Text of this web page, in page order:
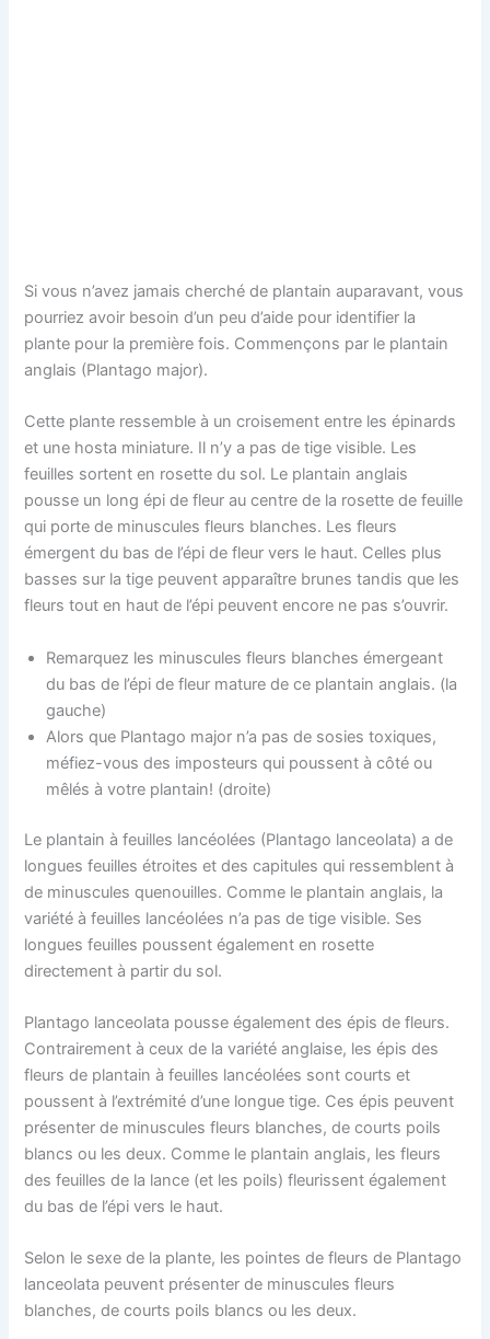
Si vous n’avez jamais cherché de plantain auparavant, vous
pourriez avoir besoin d’un peu d’aide pour identifier la
plante pour la première fois. Commençons par le plantain
anglais (Plantago major).
Cette plante ressemble à un croisement entre les épinards
et une hosta miniature. Il n’y a pas de tige visible. Les
feuilles sortent en rosette du sol. Le plantain anglais
pousse un long épi de fleur au centre de la rosette de feuille
qui porte de minuscules fleurs blanches. Les fleurs
émergent du bas de l’épi de fleur vers le haut. Celles plus
basses sur la tige peuvent apparaître brunes tandis que les
fleurs tout en haut de l’épi peuvent encore ne pas s’ouvrir.
Remarquez les minuscules fleurs blanches émergeant
du bas de l’épi de fleur mature de ce plantain anglais. (la
gauche)
Alors que Plantago major n’a pas de sosies toxiques,
méfiez-vous des imposteurs qui poussent à côté ou
mêlés à votre plantain! (droite)
Le plantain à feuilles lancéolées (Plantago lanceolata) a de
longues feuilles étroites et des capitules qui ressemblent à
de minuscules quenouilles. Comme le plantain anglais, la
variété à feuilles lancéolées n’a pas de tige visible. Ses
longues feuilles poussent également en rosette
directement à partir du sol.
Plantago lanceolata pousse également des épis de fleurs.
Contrairement à ceux de la variété anglaise, les épis des
fleurs de plantain à feuilles lancéolées sont courts et
poussent à l’extrémité d’une longue tige. Ces épis peuvent
présenter de minuscules fleurs blanches, de courts poils
blancs ou les deux. Comme le plantain anglais, les fleurs
des feuilles de la lance (et les poils) fleurissent également
du bas de l’épi vers le haut.
Selon le sexe de la plante, les pointes de fleurs de Plantago
lanceolata peuvent présenter de minuscules fleurs
blanches, de courts poils blancs ou les deux.